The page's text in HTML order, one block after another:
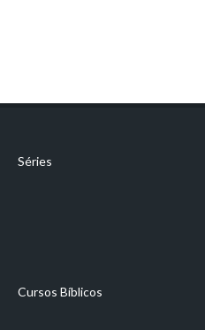
Séries
Cursos Bíblicos